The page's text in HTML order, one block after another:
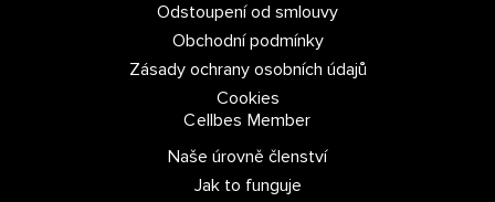
Odstoupení od smlouvy
Obchodní podmínky
Zásady ochrany osobních údajů
Cookies
Cellbes Member
Naše úrovně členství
Jak to funguje